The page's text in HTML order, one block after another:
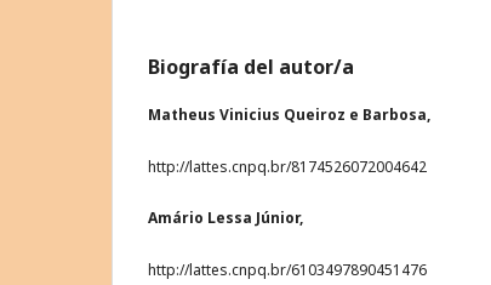
Biografía del autor/a
Matheus Vinicius Queiroz e Barbosa,
http://lattes.cnpq.br/8174526072004642
Amário Lessa Júnior,
http://lattes.cnpq.br/6103497890451476